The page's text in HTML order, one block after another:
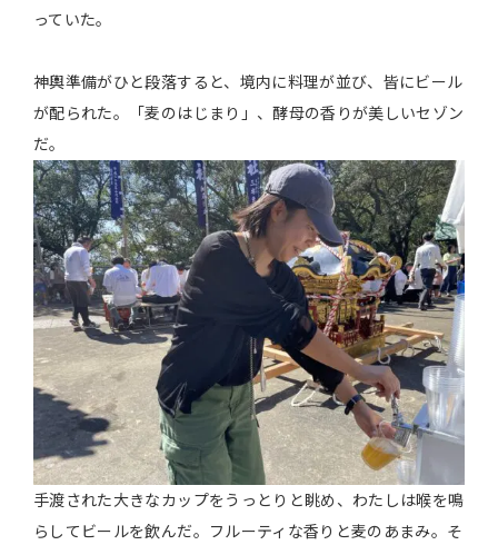
っていた。
神輿準備がひと段落すると、境内に料理が並び、皆にビール
が配られた。「麦のはじまり」、酵母の香りが美しいセゾン
だ。
手渡された大きなカップをうっとりと眺め、わたしは喉を鳴
らしてビールを飲んだ。フルーティな香りと麦のあまみ。そ